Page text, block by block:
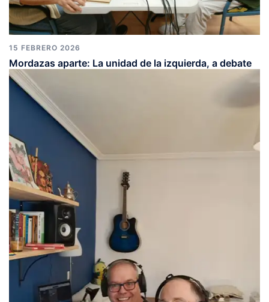
15 FEBRERO 2026
Mordazas aparte: La unidad de la izquierda, a debate